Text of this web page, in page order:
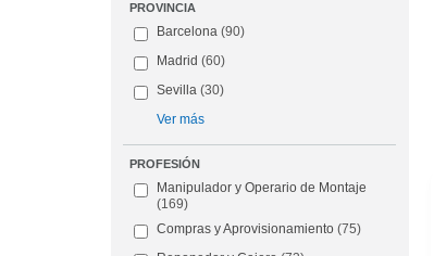
PROVINCIA
Barcelona (90)
Madrid (60)
Sevilla (30)
Ver más
PROFESIÓN
Manipulador y Operario de Montaje
(169)
Compras y Aprovisionamiento (75)